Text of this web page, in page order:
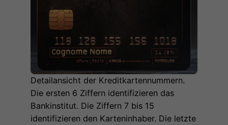
Detailansicht der Kreditkartennummern.
Die ersten 6 Ziffern identifizieren das
Bankinstitut. Die Ziffern 7 bis 15
identifizieren den Karteninhaber. Die letzte